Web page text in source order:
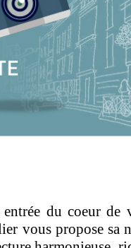
du coeur
vous propose sa